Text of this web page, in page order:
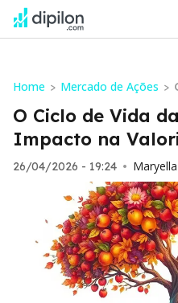
Home > Mercado de Ações >
O Ciclo de Vida
Impacto na
26/04/2026 - 19:24 •